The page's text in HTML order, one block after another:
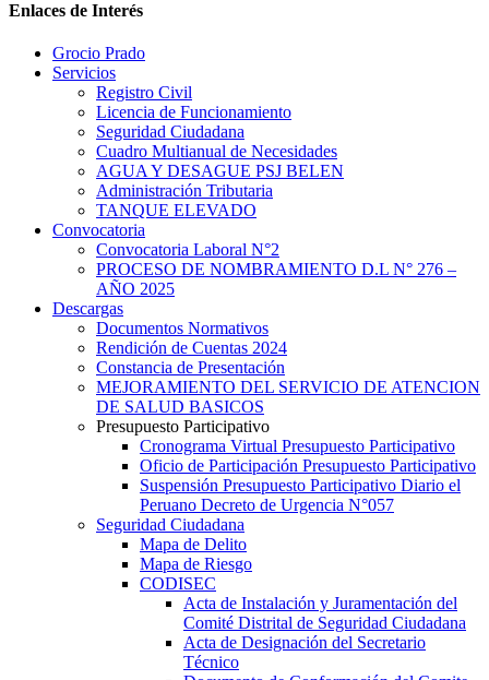
Enlaces de Interés
Grocio Prado
Servicios
Registro Civil
Licencia de Funcionamiento
Seguridad Ciudadana
Cuadro Multianual de Necesidades
AGUA Y DESAGUE PSJ BELEN
Administración Tributaria
TANQUE ELEVADO
Convocatoria
Convocatoria Laboral N°2
PROCESO DE NOMBRAMIENTO D.L N° 276 –
AÑO 2025
Descargas
Documentos Normativos
Rendición de Cuentas 2024
Constancia de Presentación
MEJORAMIENTO DEL SERVICIO DE ATENCION
DE SALUD BASICOS
Presupuesto Participativo
Cronograma Virtual Presupuesto Participativo
Oficio de Participación Presupuesto Participativo
Suspensión Presupuesto Participativo Diario el
Peruano Decreto de Urgencia N°057
Seguridad Ciudadana
Mapa de Delito
Mapa de Riesgo
CODISEC
Acta de Instalación y Juramentación del
Comité Distrital de Seguridad Ciudadana
Acta de Designación del Secretario
Técnico